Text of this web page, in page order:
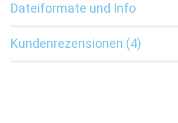
Dateiformate und Info
Kundenrezensionen (4)